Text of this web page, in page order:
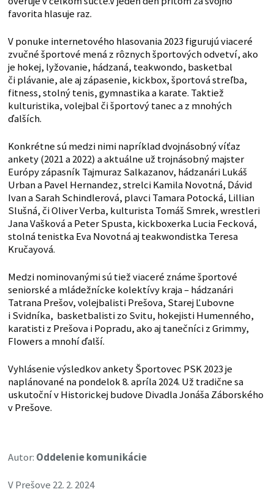
favorita hlasuje raz.
V ponuke internetového hlasovania 2023 figurujú viaceré
zvučné športové mená z rôznych športových odvetví, ako
je hokej, lyžovanie, hádzaná, teakwondo, basketbal
či plávanie, ale aj zápasenie, kickbox, športová streľba,
fitness, stolný tenis, gymnastika a karate. Taktiež
kulturistika, volejbal či športový tanec a z mnohých
ďalších.
Konkrétne sú medzi nimi napríklad dvojnásobný víťaz
ankety (2021 a 2022) a aktuálne už trojnásobný majster
Európy zápasník Tajmuraz Salkazanov, hádzanári Lukáš
Urban a Pavel Hernandez, strelci Kamila Novotná, Dávid
Ivan a Sarah Schindlerová, plavci Tamara Potocká, Lillian
Slušná, či Oliver Verba, kulturista Tomáš Smrek, wrestleri
Jana Vašková a Peter Spusta, kickboxerka Lucia Fecková,
stolná tenistka Eva Novotná aj teakwondistka Teresa
Kručayová.
Medzi nominovanými sú tiež viaceré známe športové
seniorské a mládežnícke kolektívy kraja – hádzanári
Tatrana Prešov, volejbalisti Prešova, Starej Ľubovne
i Svidníka, basketbalisti zo Svitu, hokejisti Humenného,
karatisti z Prešova i Popradu, ako aj tanečníci z Grimmy,
Flowers a mnohí ďalší.
Vyhlásenie výsledkov ankety Športovec PSK 2023 je
naplánované na pondelok 8. apríla 2024. Už tradične sa
uskutoční v Historickej budove Divadla Jonáša Záborského
v Prešove.
Autor: Oddelenie komunikácie
V Prešove 22. 2. 2024